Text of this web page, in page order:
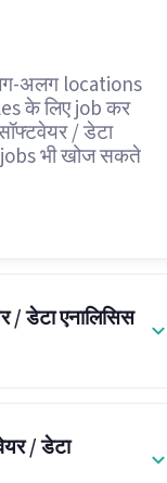
अलग locations
के लिए job कर
/ डेटा
भी खोज सकते
डेटा एनालिसिस
/ डेटा